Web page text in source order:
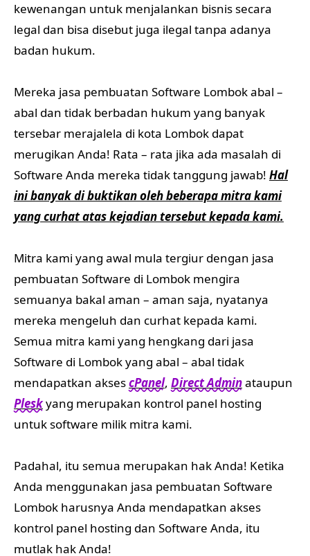
kewenangan untuk menjalankan bisnis secara
legal dan bisa disebut juga ilegal tanpa adanya
badan hukum.
Mereka jasa pembuatan Software Lombok abal –
abal dan tidak berbadan hukum yang banyak
tersebar merajalela di kota Lombok dapat
merugikan Anda! Rata – rata jika ada masalah di
Software Anda mereka tidak tanggung jawab! Hal
ini banyak di buktikan oleh beberapa mitra kami
yang curhat atas kejadian tersebut kepada kami.
Mitra kami yang awal mula tergiur dengan jasa
pembuatan Software di Lombok mengira
semuanya bakal aman – aman saja, nyatanya
mereka mengeluh dan curhat kepada kami.
Semua mitra kami yang hengkang dari jasa
Software di Lombok yang abal – abal tidak
mendapatkan aksescPanel, Direct Adminataupun
Pleskyang merupakan kontrol panel hosting
untuk software milik mitra kami.
Padahal, itu semua merupakan hak Anda! Ketika
Anda menggunakan jasa pembuatan Software
Lombok harusnya Anda mendapatkan akses
kontrol panel hosting dan Software Anda, itu
mutlak hak Anda!